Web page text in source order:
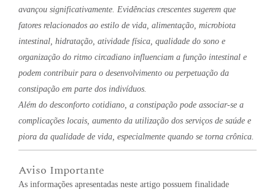
avançou significativamente. Evidências crescentes sugerem que
fatores relacionados ao estilo de vida, alimentação, microbiota
intestinal, hidratação, atividade física, qualidade do sono e
organização do ritmo circadiano influenciam a função intestinal e
podem contribuir para o desenvolvimento ou perpetuação da
constipação em parte dos indivíduos.
Além do desconforto cotidiano, a constipação pode associar-se a
complicações locais, aumento da utilização dos serviços de saúde e
piora da qualidade de vida, especialmente quando se torna crônica.
Aviso Importante
As informações apresentadas neste artigo possuem finalidade